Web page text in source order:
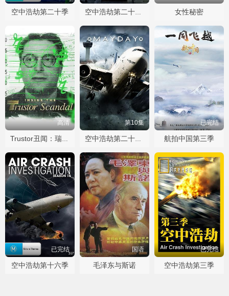
空中浩劫第二十季 空中浩劫第二十二季 女性秘密
高清
Trustor丑闻：瑞典金融案内幕
第10集
空中浩劫第二十五季
已完结
航拍中国第三季
已完结
空中浩劫第十六季
国语
毛泽东与斯诺
已完结
空中浩劫第三季